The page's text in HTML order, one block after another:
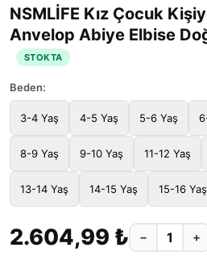
NSMLİFE Kız Çocuk
Anvelop Abiye Elbise
STOKTA
Beden:
3-4 Yaş 4-5 Yaş 5-6 Yaş
8-9 Yaş 9-10 Yaş 11-12 Yaş
13-14 Yaş 14-15 Yaş 15-16 Yaş
2.604,99 ₺ − +